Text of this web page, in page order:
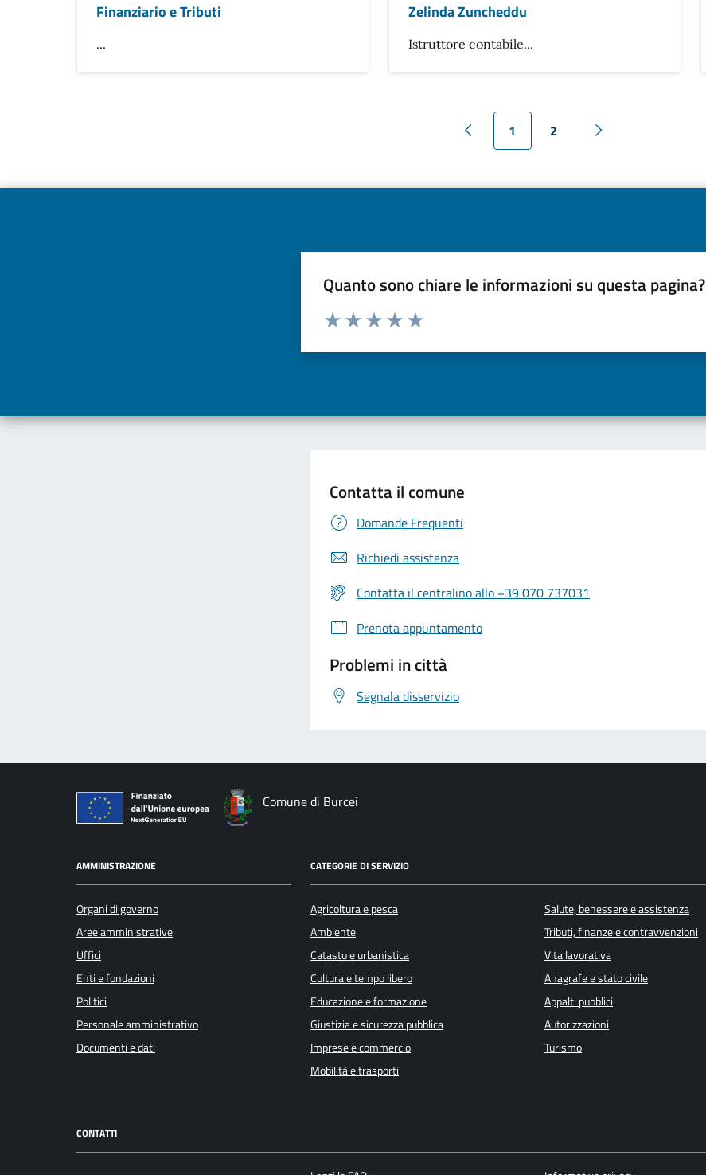
Finanziario e Tributi
...
Zelinda Zuncheddu
Istruttore contabile...
1 2
Quanto sono chiare le informazioni su questa pagina?
Valuta da 1 a 5 stelle la pagina
Contatta il comune
Domande Frequenti
Richiedi assistenza
Contatta il centralino allo +39 070 737031
Prenota appuntamento
Problemi in città
Segnala disservizio
Comune di Burcei
AMMINISTRAZIONE
Organi di governo
Aree amministrative
Uffici
Enti e fondazioni
Politici
Personale amministrativo
Documenti e dati
CATEGORIE DI SERVIZIO
Agricoltura e pesca
Ambiente
Catasto e urbanistica
Cultura e tempo libero
Educazione e formazione
Giustizia e sicurezza pubblica
Imprese e commercio
Mobilità e trasporti
Salute, benessere e assistenza
Tributi, finanze e contravvenzioni
Vita lavorativa
Anagrafe e stato civile
Appalti pubblici
Autorizzazioni
Turismo
CONTATTI